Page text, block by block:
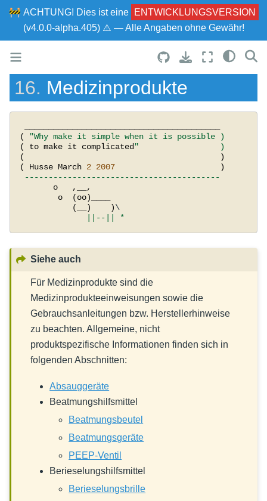
🚧 ACHTUNG! Dies ist eine
ENTWICKLUNGSVERSION
(v4.0.0-alpha.405) ⚠ — Alle Angaben ohne Gewähr!
16. Medizinprodukte
(
"Why make it simple when it is possible )
(
to make it complicated "                 )
(
)
(
Husse March 2 2007
)
-----------------------------------------
o
,
,
o
(oo)
(
) )\
||--||
*
Siehe auch
Für Medizinprodukte sind die
Medizinprodukteeinweisungen sowie die
Gebrauchsanleitungen bzw. Herstellerhinweise
zu beachten. Allgemeine, nicht
produktspezifische Informationen finden sich in
folgenden Abschnitten:
Absauggeräte
Beatmungshilfsmittel
Beatmungsbeutel
Beatmungsgeräte
PEEP-Ventil
Berieselungshilfsmittel
Berieselungsbrille